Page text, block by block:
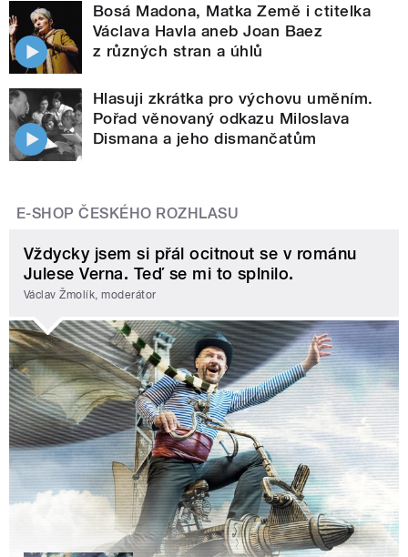
Bosá Madona, Matka Země i ctitelka
Václava Havla aneb Joan Baez
z různých stran a úhlů
Hlasuji zkrátka pro výchovu uměním.
Pořad věnovaný odkazu Miloslava
Dismana a jeho dismančatům
E-SHOP ČESKÉHO ROZHLASU
Vždycky jsem si přál ocitnout se v románu
Julese Verna. Teď se mi to splnilo.
Václav Žmolík, moderátor